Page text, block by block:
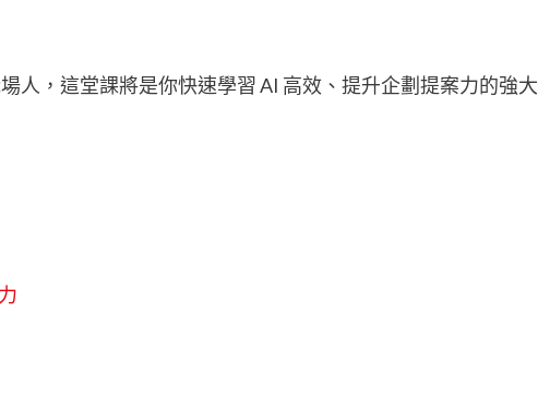
人，這堂課將是你快速學習 AI 高效、提升企劃提案力的強大